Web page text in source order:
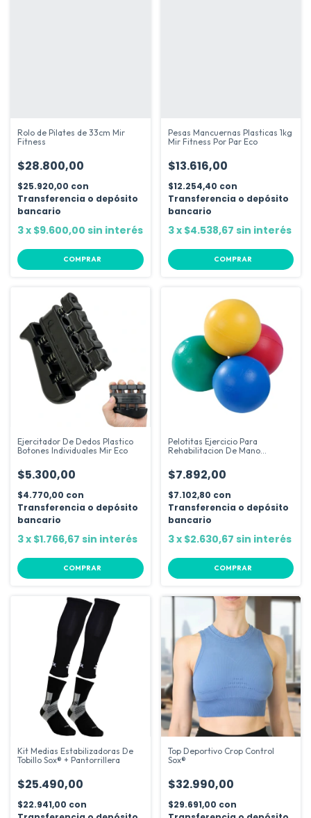
Rolo de Pilates de 33cm Mir
Fitness
$28.800,00
$25.920,00 con
Transferencia o depósito
bancario
3x $9.600,00 sin interés
COMPRAR
Pesas Mancuernas Plasticas 1kg
Mir Fitness Por Par Eco
$13.616,00
$12.254,40 con
Transferencia o depósito
bancario
3x $4.538,67 sin interés
COMPRAR
Ejercitador De Dedos Plastico
Botones Individuales Mir Eco
$5.300,00
$4.770,00 con
Transferencia o depósito
bancario
3x $1.766,67 sin interés
COMPRAR
Pelotitas Ejercicio Para
Rehabilitacion De Mano
$7.892,00
$7.102,80 con
Transferencia o depósito
bancario
3x $2.630,67 sin interés
COMPRAR
Kit Medias Estabilizadoras De
Tobillo Sox® + Pantorrillera
$25.490,00
$22.941,00 con
Top Deportivo Crop Control
Sox®
$32.990,00
$29.691,00 con